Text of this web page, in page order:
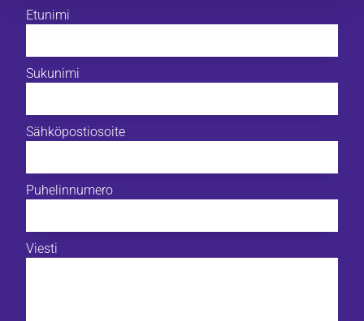
Etunimi
Sukunimi
Sähköpostiosoite
Puhelinnumero
Viesti